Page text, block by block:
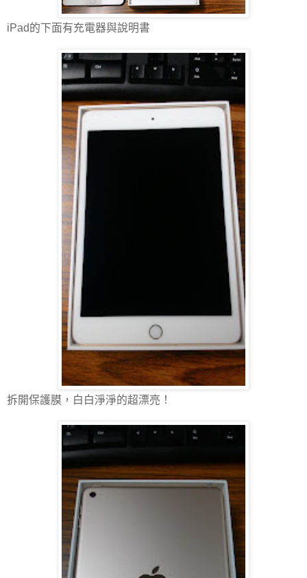
iPad的下面有充電器與說明書
拆開保護膜，白白淨淨的超漂亮！